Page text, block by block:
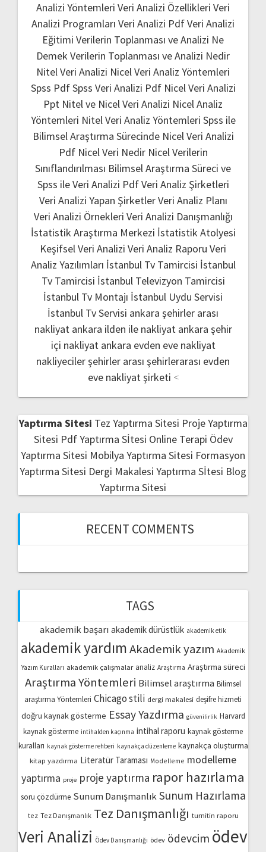
Analizi Yöntemleri Veri Analizi Özellikleri Veri
Analizi Programları Veri Analizi PdfVeri Analizi
Eğitimi Verilerin Toplanması ve Analizi Ne
Demek Verilerin Toplanması ve Analizi Nedir
Nitel Veri Analizi Nicel Veri Analiz Yöntemleri
Spss PdfSpss Veri Analizi Pdf Nicel Veri Analizi
Ppt Nitel ve Nicel Veri Analizi Nicel Analiz
Yöntemleri Nitel Veri Analiz Yöntemleri Spss ile
Bilimsel Araştırma Sürecinde Nicel Veri Analizi
Pdf Nicel Veri Nedir Nicel Verilerin
Sınıflandırılması Bilimsel Araştırma Süreci ve
Spss ile Veri Analizi PdfVeri Analiz Şirketleri
Veri Analizi Yapan ŞirketlerVeri Analiz Planı
Veri Analizi Örnekleri Veri Analizi Danışmanlığı
İstatistik Araştırma Merkezi İstatistik Atolyesi
Keşifsel Veri Analizi Veri Analiz Raporu Veri
Analiz Yazılımları İstanbul Tv Tamircisi İstanbul
Tv Tamircisi İstanbul Televizyon Tamircisi
İstanbul Tv Montajı İstanbul Uydu Servisi
İstanbul Tv Servisi ankara şehirler arası
nakliyat ankara ilden ile nakliyat ankara şehir
içi nakliyat ankara evden eve nakliyat
nakliyeciler şehirler arası şehirlerarası evden
eve nakliyat şirketi <
Yaptırma Sitesi Tez Yaptırma Sitesi Proje Yaptırma
Sitesi Pdf Yaptırma Sİtesi Online Terapi Ödev
Yaptırma Sitesi Mobilya Yaptırma Sitesi Formasyon
Yaptırma Sitesi Dergi Makalesi Yaptırma Sİtesi Blog
Yaptırma Sitesi
RECENT COMMENTS
TAGS
akademik başarı akademik dürüstlük akademik etik
akademik yardımAkademik yazım Akademik
Yazım Kuralları akademik çalışmalar analiz Araştırma Araştırma süreci
Araştırma Yöntemleri Bilimsel araştırma Bilimsel
araştırma Yöntemleri Chicago stili dergi makalesi deşifre hizmeti
doğru kaynak gösterme Essay Yazdırma güvenilirlik Harvard
kaynak gösterme intihalden kaçınma intihal raporu kaynak gösterme
kuralları kaynak gösterme rehberi kaynakça düzenleme kaynakça oluşturma
kitap yazdırma Literatür Taraması Modelleme modelleme
yaptırma proje proje yaptırma rapor hazırlama
soru çözdürme Sunum Danışmanlık Sunum Hazırlama
tez Tez Danışmanlık Tez Danışmanlığı turnitin raporu
Veri Analizi Ödev Danışmanlığı ödev ödevcim ödev